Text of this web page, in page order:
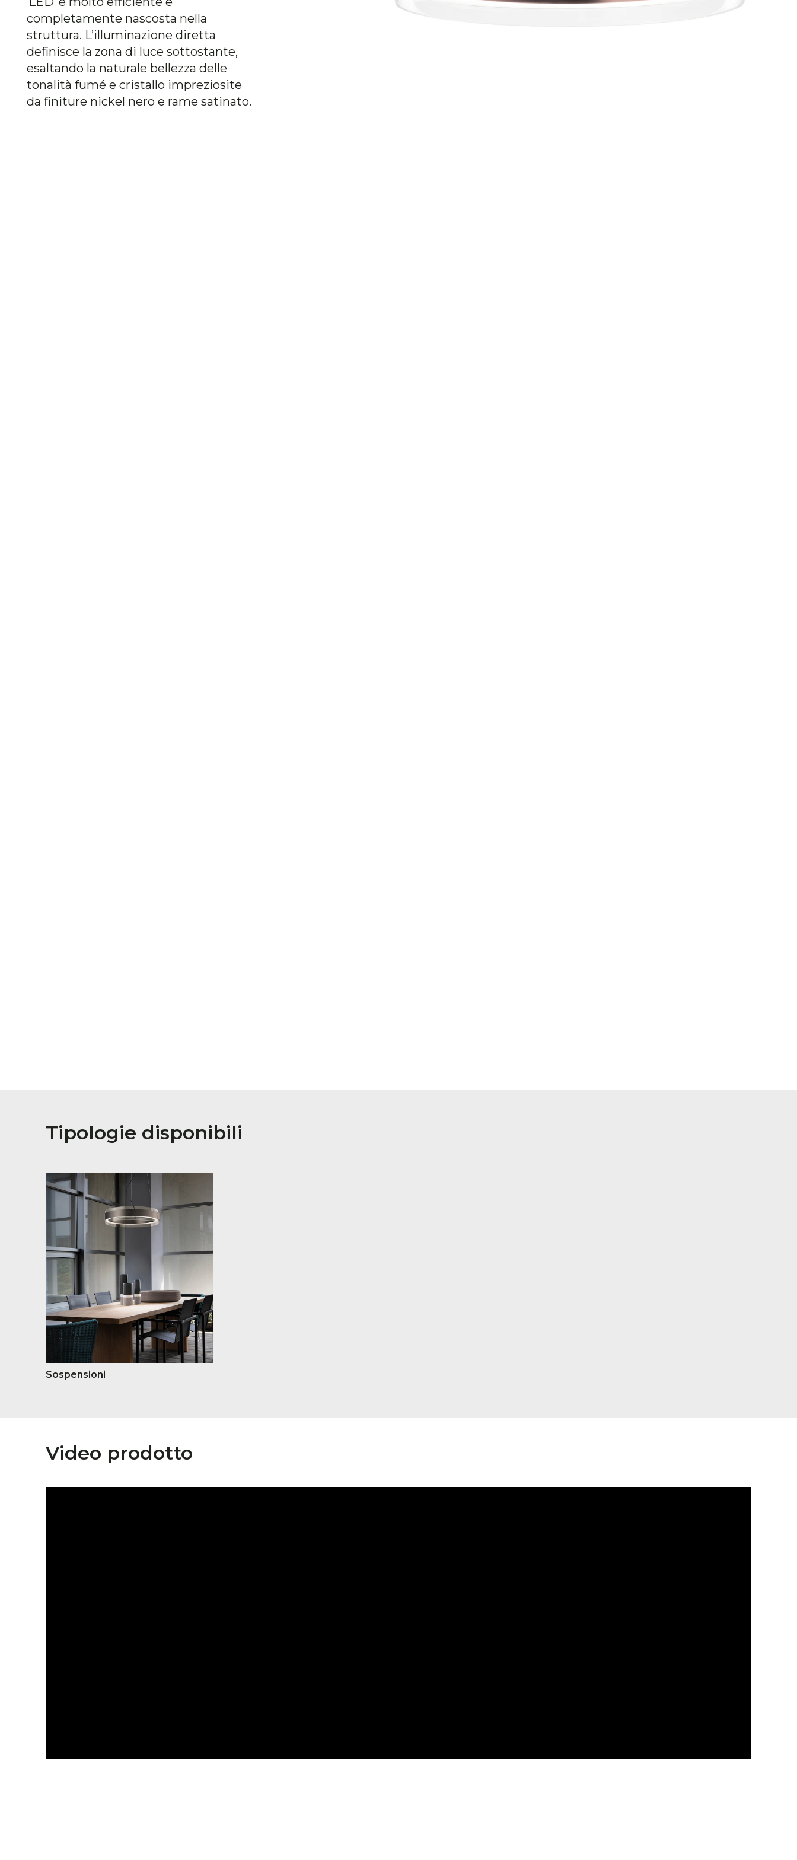
completamente nascosta nella
struttura. L’illuminazione diretta
definisce la zona di luce sottostante,
esaltando la naturale bellezza delle
tonalità fumé e cristallo impreziosite
da finiture nickel nero e rame satinato.
Tipologie disponibili
Sospensioni
Video prodotto